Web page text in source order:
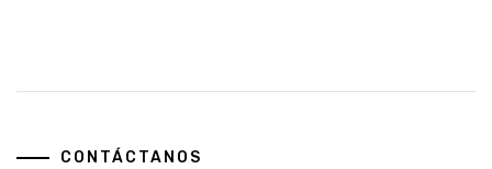
CONTÁCTANOS